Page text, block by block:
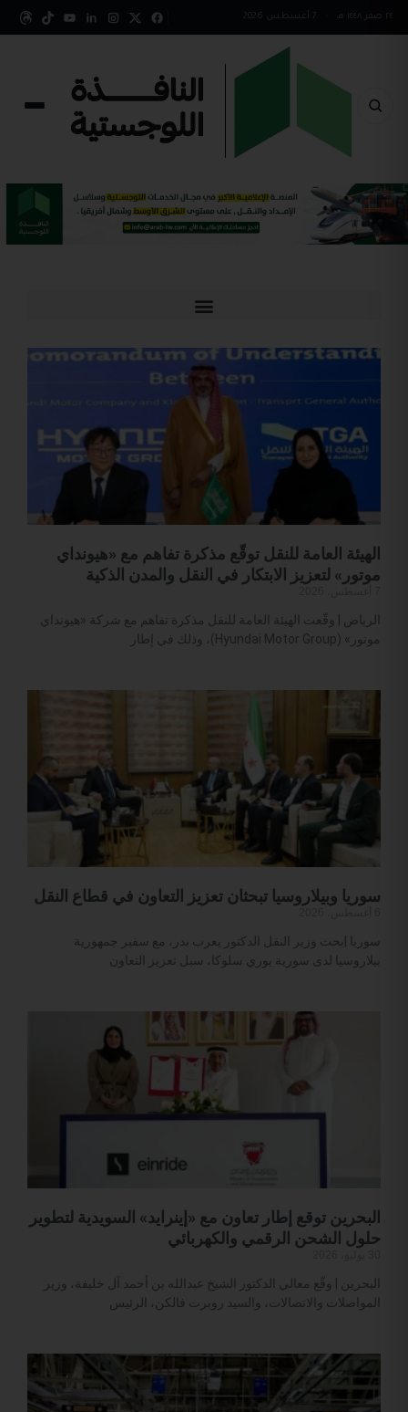
٢٤ صفر ١٤٤٨ هـ 7 أغسطس 2026
الهيئة العامة للنقل توقّع مذكرة تفاهم مع «هيونداي
موتور» لتعزيز الابتكار في النقل والمدن الذكية
الرياض | وقّعت الهيئة العامة للنقل مذكرة تفاهم مع شركة «هيونداي
موتور» (Hyundai Motor Group)، وذلك في إطار
سوريا وبيلاروسيا تبحثان تعزيز التعاون في قطاع النقل
سوريا |بحث وزير النقل الدكتور يعرب بدر، مع سفير جمهورية
بيلاروسيا لدى سورية يوري سلوكا، سبل تعزيز التعاون
البحرين توقع إطار تعاون مع «إينرايد» السويدية لتطوير
حلول الشحن الرقمي والكهربائي
البحرين | وقّع معالي الدكتور الشيخ عبدالله بن أحمد آل خليفة، وزير
المواصلات والاتصالات، والسيد روبرت فالكن، الرئيس